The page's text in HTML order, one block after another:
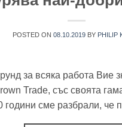
POSTED ON 08.10.2019 BY PHILIP
за всяка работа Вие
Trade, със своята
години сме разбрали,